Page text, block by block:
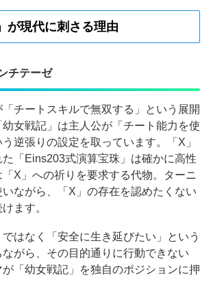
が現代に刺さる理由
チテーゼ
チートスキルで無双する」という展開
女戦記」は主人公が「チート能力を使
逆張りの設定を取っています。「X」
「Eins203式演算宝珠」は確かに高性
X」への祈りを要求する代物。ターニ
ながら、「X」の存在を認めたくない
ます。
ではなく「安全に生き延びたい」という
がら、その目的通りに行動できない
「幼女戦記」を独自のポジションに押